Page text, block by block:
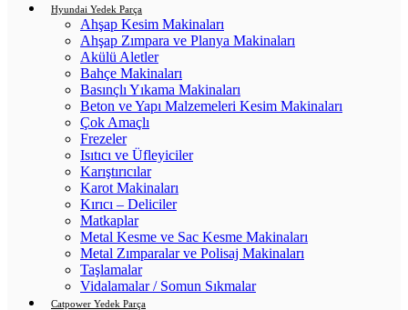
Hyundai Yedek Parça
Ahşap Kesim Makinaları
Ahşap Zımpara ve Planya Makinaları
Akülü Aletler
Bahçe Makinaları
Basınçlı Yıkama Makinaları
Beton ve Yapı Malzemeleri Kesim Makinaları
Çok Amaçlı
Frezeler
Isıtıcı ve Üfleyiciler
Karıştırıcılar
Karot Makinaları
Kırıcı – Deliciler
Matkaplar
Metal Kesme ve Sac Kesme Makinaları
Metal Zımparalar ve Polisaj Makinaları
Taşlamalar
Vidalamalar / Somun Sıkmalar
Catpower Yedek Parça